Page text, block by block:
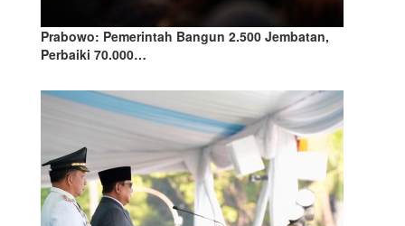
Prabowo: Pemerintah Bangun 2.500 Jembatan,
Perbaiki 70.000…